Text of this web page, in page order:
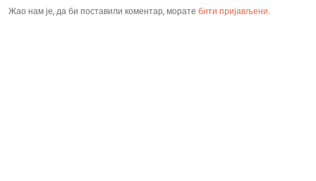
Жао нам је, да би поставили коментар, морате бити пријављени.